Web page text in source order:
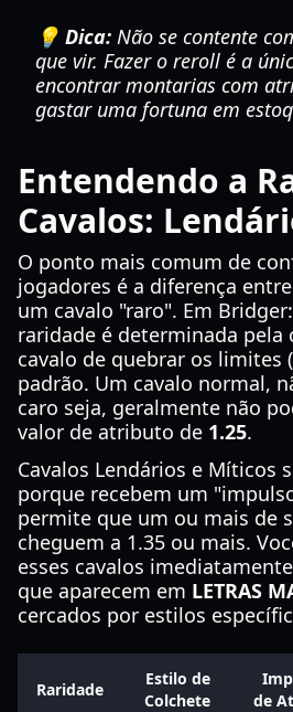
💡 Dica: Não se contente
que vir. Fazer o reroll é a
encontrar montarias com
gastar uma fortuna em
Entendendo a
Cavalos:
O ponto mais comum de
jogadores é a diferença
um cavalo "raro". Em
raridade é determinada pela
cavalo de quebrar os limites
padrão. Um cavalo normal,
caro seja, geralmente não
valor de atributo de 1.25.
Cavalos Lendários e Míticos
porque recebem um
permite que um ou mais de
cheguem a 1.35 ou mais.
esses cavalos
que aparecem em LETRAS
cercados por estilos
Raridade
Estilo de
Colchete
de